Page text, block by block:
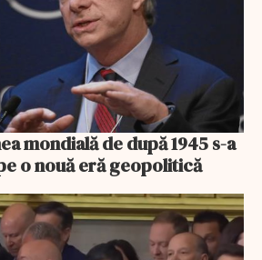
mondială de după 1945 s-a
o nouă eră geopolitică